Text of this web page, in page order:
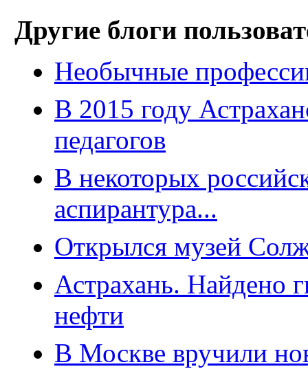
Другие блоги
Необычные
В 2015 году
педагогов
В некоторых
аспирантура...
Открылся музей
Астрахань. Найдено
нефти
В Москве вручили